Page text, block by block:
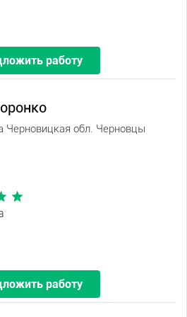
работу
Черновицкая обл. Черновцы
работу